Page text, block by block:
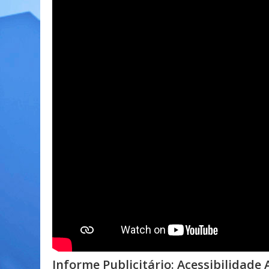
Informe Publicitário: Acessibilidade